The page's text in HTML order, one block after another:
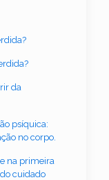
da
psíquica:
no corpo.
na primeira
cuidado